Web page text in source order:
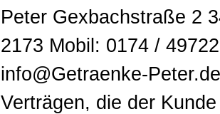
Peter Gexbachstraße 2
2173 Mobil: 0174 /
info@Getraenke-
Verträgen, die der